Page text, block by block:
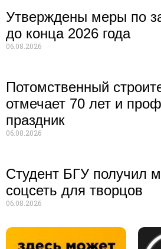
Утверждены меры по
до конца 2026 года
06.08.2026
Потомственный
отмечает 70 лет и
праздник
06.08.2026
Студент БГУ получил
соцсеть для творцов
06.08.2026